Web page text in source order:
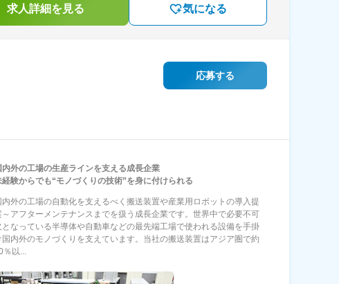
求人詳細を見る 気になる
応募する
内外の工場の生産ラインを支える成長企業
経験からでも“モノづくりの技術”を身に付けられる
内外の工場の自動化を支えるべく搬送装置や産業用ロボットの導入提
～アフターメンテナンスまでを扱う成長企業です。世界中で必要不可
となっている半導体や自動車などの最先端工場で使われる設備を手掛
国内外のモノづくりを支えています。当社の搬送装置はアジア圏で約
％以...